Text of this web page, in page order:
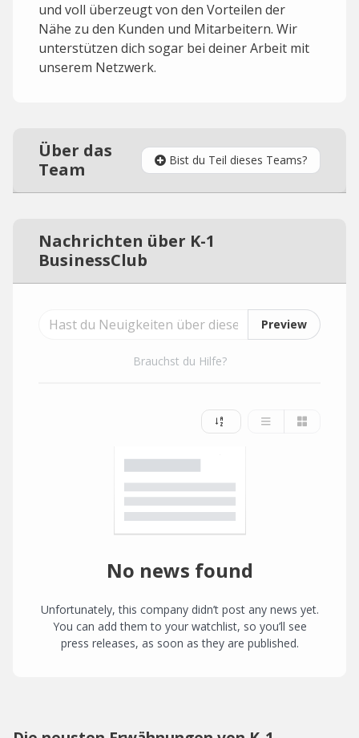
und voll überzeugt von den Vorteilen der
Nähe zu den Kunden und Mitarbeitern. Wir
unterstützen dich sogar bei deiner Arbeit mit
unserem Netzwerk.
Über das
Team
Bist du Teil dieses Teams?
Nachrichten über K-1
BusinessClub
Preview
Brauchst du Hilfe?
No news found
Unfortunately, this company didn’t post any news yet.
You can add them to your watchlist, so you’ll see
press releases, as soon as they are published.